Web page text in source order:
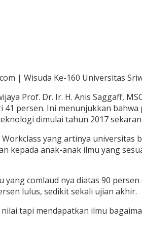
| Wisuda Ke-160 Universitas
Prof. Dr. Ir. H. Anis Saggaff,
41 persen. Ini menunjukkan
dimulai tahun 2017
yang artinya universitas
kepada anak-anak ilmu yang
yang comlaud nya diatas 90
lulus, sedikit sekali ujian akhir.
tapi mendapatkan ilmu